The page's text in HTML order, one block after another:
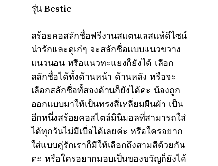
รุ่น Bestie
สร้อยคอสลักชื่อฟรีงานสแตนเลสแท้ดีไซน์
น่ารักและดูเก๋ๆ จะสลักชื่อแบบแนวขวาง
แนวนอน หรือแนวทะแยงก็ยังได้ เลือก
สลักชื่อได้ทั้งด้านหน้า ด้านหลัง หรือจะ
เลือกสลักชื่อทั้สองด้านก็ยังได้ค่ะ น้องถูก
ออกแบบมาให้เป็นทรงสี่เหลี่ยมผืนผ้า เป็น
อีกหนึ่งสร้อยคอสไตล์มินิมอลที่สามารถใส่
ได้ทุกวันไม่มีเบื่อได้เลยค่ะ หรือใครอยาก
ใส่แบบคู่รักเราก็มีให้เลือกถึงสามสีด้วยกัน
ค่ะ หรือใครอยากมอบเป็นของขวัญก็ยังได้